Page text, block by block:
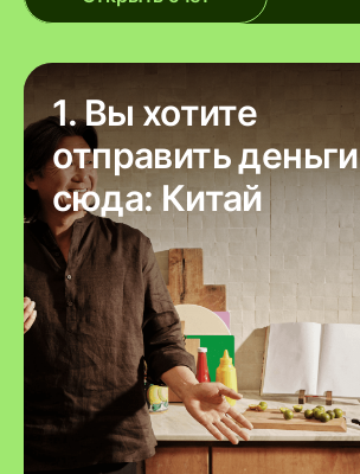
1. Вы хотите
отправить деньги
сюда: Китай